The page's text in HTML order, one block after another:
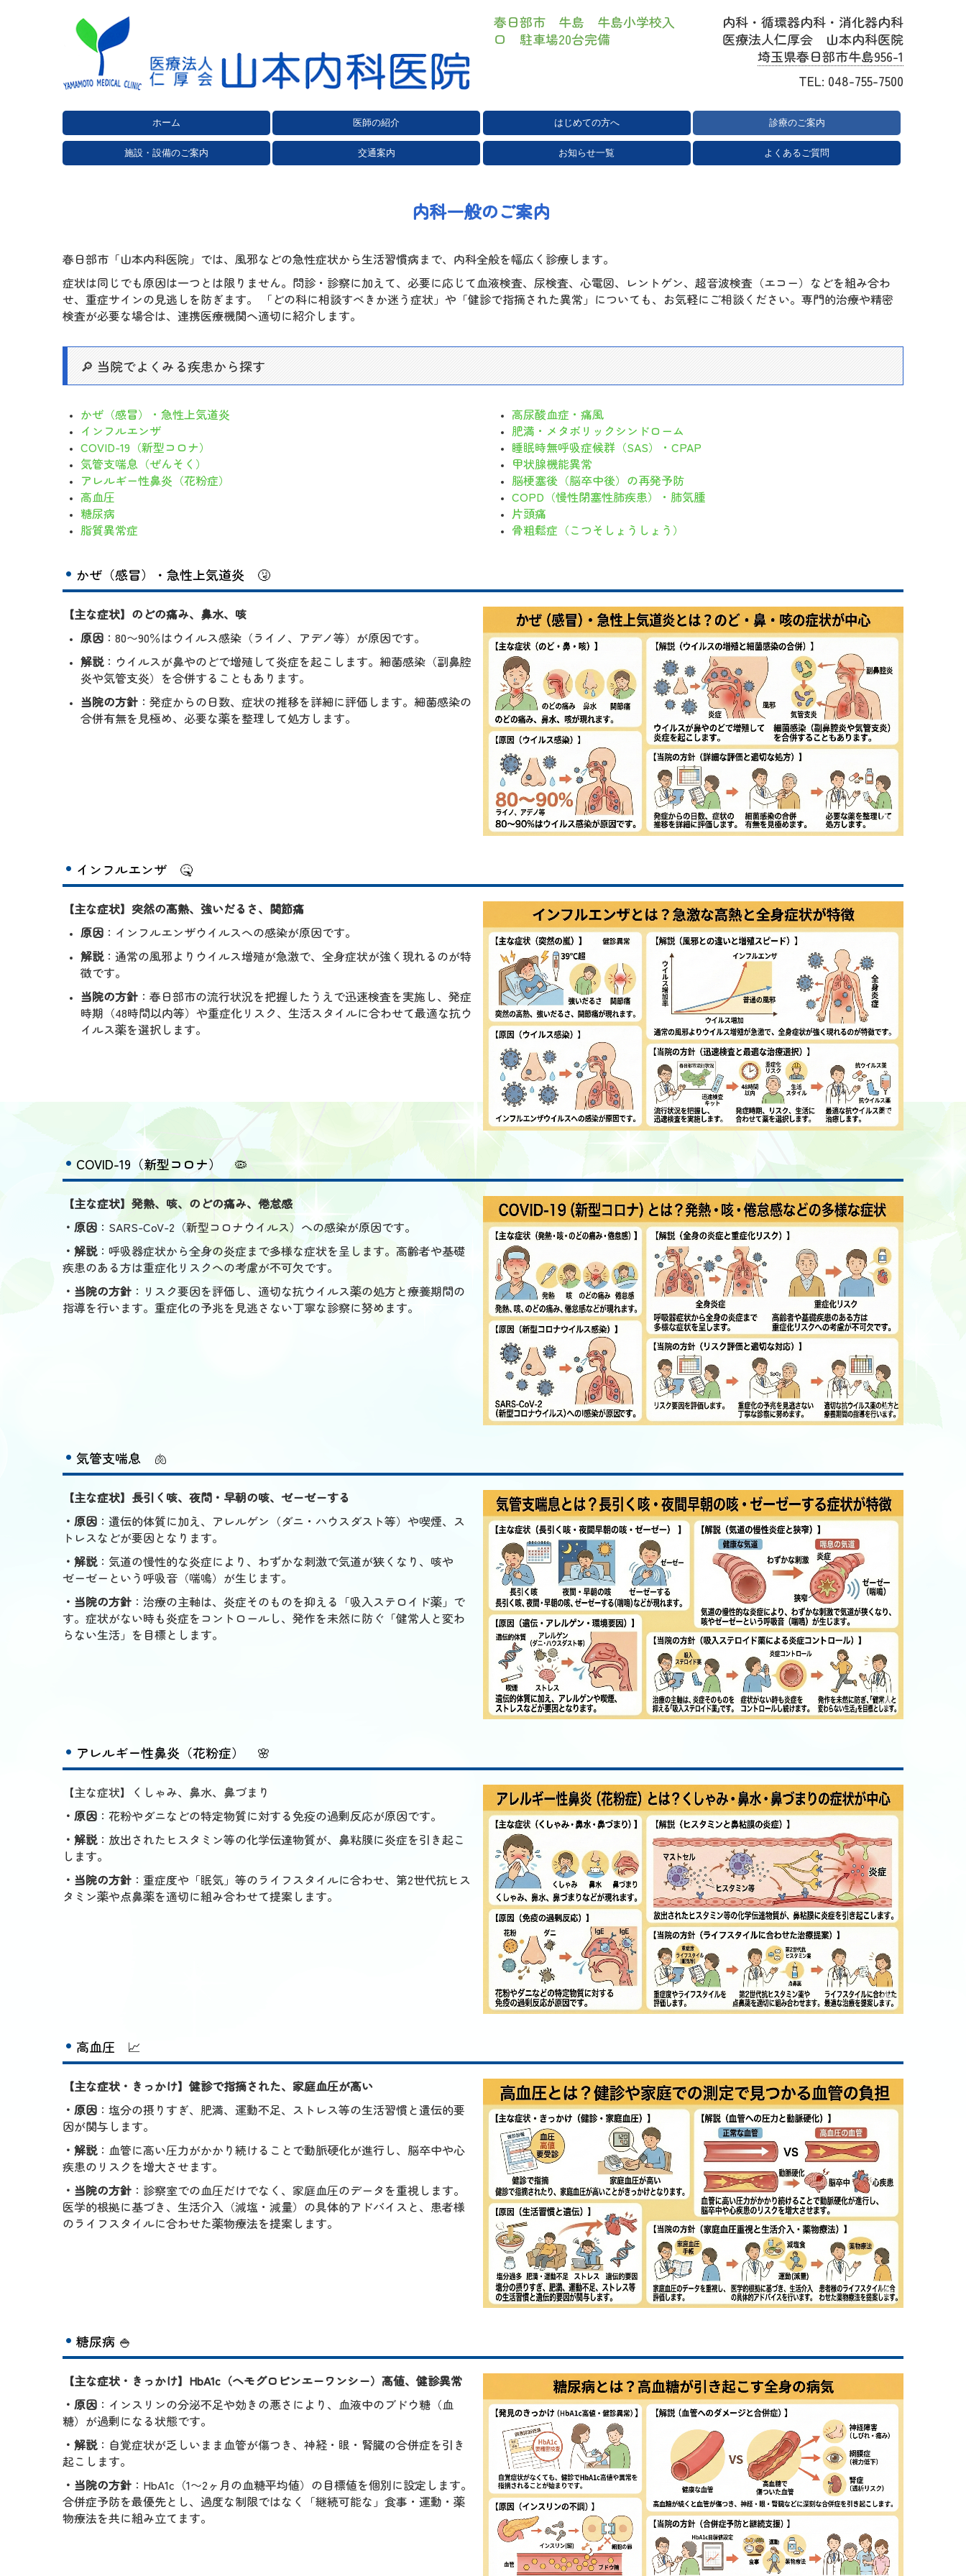
春日部市 牛島 牛島小学校入
口
駐車場20台完備
内科・循環器内科・消化器内科
医療法人仁厚会 山本内科医院
埼玉県春日部市牛島956-1
TEL: 048-755-7500
ホーム 医師の紹介 はじめての方へ 診療のご案内
内科一般のご案内
循環器内科のご案内
消化器内科のご案内
健康診断・がん検診
睡眠時無呼吸症候群・いびき
ワクチン・予防接種
施設・設備のご案内 交通案内 お知らせ一覧 よくあるご質問
内科一般のご案内
春日部市「山本内科医院」では、風邪などの急性症状から生活習慣病まで、内科全般を幅広く診療します。
症状は同じでも原因は一つとは限りません。問診・診察に加えて、必要に応じて血液検査、尿検査、心電図、レントゲン、超音波検査（エコー）などを組み合わ
せ、重症サインの見逃しを防ぎます。 「どの科に相談すべきか迷う症状」や「健診で指摘された異常」についても、お気軽にご相談ください。専門的治療や精密
検査が必要な場合は、連携医療機関へ適切に紹介します。
🔎 当院でよくみる疾患から探す
かぜ（感冒）・急性上気道炎
インフルエンザ
COVID-19（新型コロナ）
気管支喘息（ぜんそく）
アレルギー性鼻炎（花粉症）
高血圧
糖尿病
脂質異常症
高尿酸血症・痛風
肥満・メタボリックシンドローム
睡眠時無呼吸症候群（SAS）・CPAP
甲状腺機能異常
脳梗塞後（脳卒中後）の再発予防
COPD（慢性閉塞性肺疾患）・肺気腫
片頭痛
骨粗鬆症（こつそしょうしょう）
かぜ（感冒）・急性上気道炎 🤧
【主な症状】のどの痛み、鼻水、咳
原因 ：80〜90％はウイルス感染（ライノ、アデノ等）が原因です。
解説：ウイルスが鼻やのどで増殖して炎症を起こします。細菌感染（副鼻腔
炎や気管支炎）を合併することもあります。
当院の方針 ：発症からの日数、症状の推移を詳細に評価します。細菌感染の
合併有無を見極め、必要な薬を整理して処方します。
インフルエンザ 🤒
【主な症状】突然の高熱、強いだるさ、関節痛
原因 ：インフルエンザウイルスへの感染が原因です。
解説：通常の風邪よりウイルス増殖が急激で、全身症状が強く現れるのが特
徴です。
当院の方針 ：春日部市の流行状況を把握したうえで迅速検査を実施し、発症
時期（48時間以内等）や重症化リスク、生活スタイルに合わせて最適な抗ウ
イルス薬を選択します。
COVID-19（新型コロナ） 🦠
【主な症状】発熱、咳、のどの痛み、倦怠感
・原因 ：SARS-CoV-2（新型コロナウイルス）への感染が原因です。
・解説：呼吸器症状から全身の炎症まで多様な症状を呈します。高齢者や基礎
疾患のある方は重症化リスクへの考慮が不可欠です。
・当院の方針 ：リスク要因を評価し、適切な抗ウイルス薬の処方と療養期間の
指導を行います。重症化の予兆を見逃さない丁寧な診察に努めます。
気管支喘息 🫁
【主な症状】長引く咳、夜間・早朝の咳、ゼーゼーする
・原因 ：遺伝的体質に加え、アレルゲン（ダニ・ハウスダスト等）や喫煙、ス
トレスなどが要因となります。
・解説：気道の慢性的な炎症により、わずかな刺激で気道が狭くなり、咳や
ゼーゼーという呼吸音（喘鳴）が生じます。
・当院の方針 ：治療の主軸は、炎症そのものを抑える「吸入ステロイド薬」で
す。症状がない時も炎症をコントロールし、発作を未然に防ぐ「健常人と変わ
らない生活」を目標とします。
アレルギー性鼻炎（花粉症） 🌸
【主な症状】くしゃみ、鼻水、鼻づまり
・原因 ：花粉やダニなどの特定物質に対する免疫の過剰反応が原因です。
・解説：放出されたヒスタミン等の化学伝達物質が、鼻粘膜に炎症を引き起こ
します。
・当院の方針 ：重症度や「眠気」等のライフスタイルに合わせ、第2世代抗ヒス
タミン薬や点鼻薬を適切に組み合わせて提案します。
高血圧 📈
【主な症状・きっかけ】健診で指摘された、家庭血圧が高い
・原因 ：塩分の摂りすぎ、肥満、運動不足、ストレス等の生活習慣と遺伝的要
因が関与します。
・解説：血管に高い圧力がかかり続けることで動脈硬化が進行し、脳卒中や心
疾患のリスクを増大させます。
・当院の方針 ：診察室での血圧だけでなく、家庭血圧のデータを重視します。
医学的根拠に基づき、生活介入（減塩・減量）の具体的アドバイスと、患者様
のライフスタイルに合わせた薬物療法を提案します。
糖尿病 🍚
【主な症状・きっかけ】HbA1c（ヘモグロビンエーワンシー）高値、健診異常
・原因 ：インスリンの分泌不足や効きの悪さにより、血液中のブドウ糖（血
糖）が過剰になる状態です。
・解説：自覚症状が乏しいまま血管が傷つき、神経・眼・腎臓の合併症を引き
起こします。
・当院の方針 ：HbA1c（1〜2ヶ月の血糖平均値）の目標値を個別に設定します。
合併症予防を最優先とし、過度な制限ではなく「継続可能な」食事・運動・薬
物療法を共に組み立てます。